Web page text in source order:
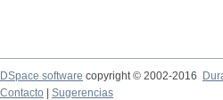
DSpace software copyright © 2002-2016
Contacto
Sugerencias